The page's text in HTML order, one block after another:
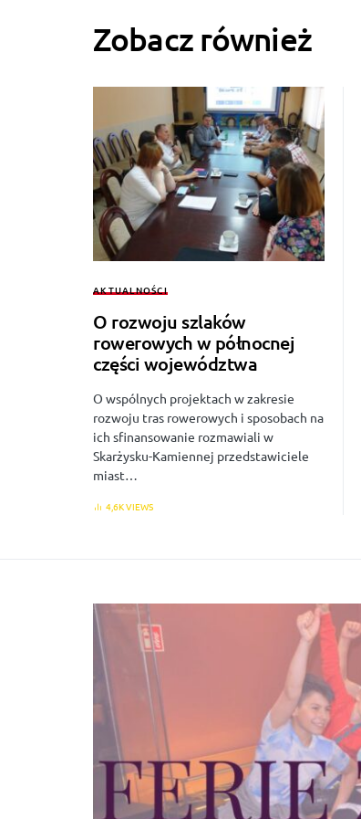
Zobacz również
AKTUALNOŚCI
O rozwoju szlaków
rowerowych w północnej
części województwa
O wspólnych projektach w zakresie
rozwoju tras rowerowych i sposobach na
ich sfinansowanie rozmawiali w
Skarżysku-Kamiennej przedstawiciele
miast…
4,6K VIEWS